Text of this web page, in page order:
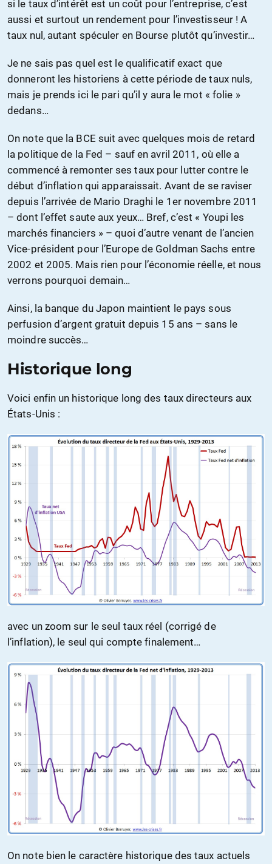
si le taux d’intérêt est un coût pour l’entreprise, c’est
aussi et surtout un rendement pour l’investisseur ! A
taux nul, autant spéculer en Bourse plutôt qu’investir…
Je ne sais pas quel est le qualificatif exact que
donneront les historiens à cette période de taux nuls,
mais je prends ici le pari qu’il y aura le mot « folie »
dedans…
On note que la BCE suit avec quelques mois de retard
la politique de la Fed – sauf en avril 2011, où elle a
commencé à remonter ses taux pour lutter contre le
début d’inflation qui apparaissait. Avant de se raviser
depuis l’arrivée de Mario Draghi le 1er novembre 2011
– dont l’effet saute aux yeux… Bref, c’est « Youpi les
marchés financiers » – quoi d’autre venant de l’ancien
Vice-président pour l’Europe de Goldman Sachs entre
2002 et 2005. Mais rien pour l’économie réelle, et nous
verrons pourquoi demain…
Ainsi, la banque du Japon maintient le pays sous
perfusion d’argent gratuit depuis 15 ans – sans le
moindre succès…
Historique long
Voici enfin un historique long des taux directeurs aux
États-Unis :
avec un zoom sur le seul taux réel (corrigé de
l’inflation), le seul qui compte finalement…
On note bien le caractère historique des taux actuels